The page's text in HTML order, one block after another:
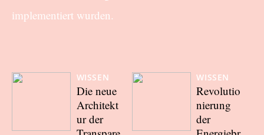
implementiert wurden.
WISSEN
Die neue
Architekt
ur der
WISSEN
Revolutio
nierung
der